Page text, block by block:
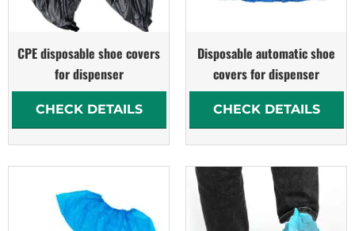
CPE disposable shoe covers
for dispenser
CHECK DETAILS
Disposable automatic shoe
covers for dispenser
CHECK DETAILS